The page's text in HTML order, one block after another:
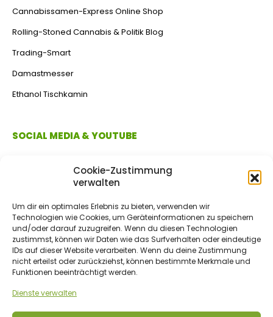
Cookie-Zustimmung
verwalten
Um dir ein optimales Erlebnis zu bieten, verwenden wir
Technologien wie Cookies, um Geräteinformationen zu speichern
und/oder darauf zuzugreifen. Wenn du diesen Technologien
zustimmst, können wir Daten wie das Surfverhalten oder eindeutige
IDs auf dieser Website verarbeiten. Wenn du deine Zustimmung
nicht erteilst oder zurückziehst, können bestimmte Merkmale und
Funktionen beeinträchtigt werden.
Dienste verwalten
Cannabissamen-Express Online Shop
Rolling-Stoned Cannabis & Politik Blog
Trading-Smart
Damastmesser
Ethanol Tischkamin
SOCIAL MEDIA & YOUTUBE
ZAHLUNGSMETHODEN